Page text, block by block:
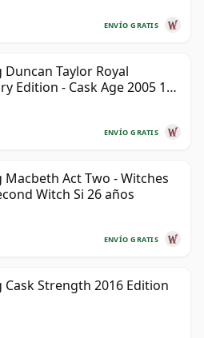
ENVÍO GRATIS
Taylor Royal
Edition - Cask Age 2005 19
ENVÍO GRATIS
Macbeth Act Two - Witches
Witch Si 26 años
ENVÍO GRATIS
Cask Strength 2016 Edition